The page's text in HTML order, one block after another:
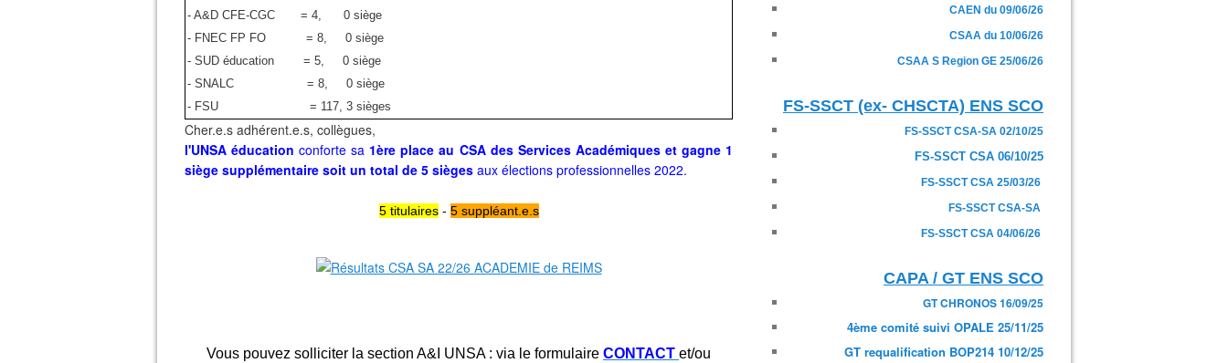
- A&D CFE-CGC = 4, 0 siège
- FNEC FP FO = 8, 0 siège
- SUD éducation = 5, 0 siège
- SNALC = 8, 0 siège
- FSU = 117, 3 sièges
Cher.e.s adhérent.e.s, collègues,
l'UNSA éducation conforte sa 1ère place au CSA des Services Académiques etgagne 1
siège supplémentaire soit un total de 5 sièges aux élections professionnelles 2022.
5 titulaires - 5 suppléant.e.s
Vous pouvez solliciter la section A&I UNSA : via le formulaire CONTACT et/ou
CAEN du 09/06/26
CSAA du 10/06/26
CSAA S Region GE 25/06/26
FS-SSCT (ex- CHSCTA) ENS SCO
FS-SSCT CSA-SA 02/10/25
FS-SSCT CSA 06/10/25
FS-SSCT CSA 25/03/26
FS-SSCT CSA-SA
FS-SSCT CSA 04/06/26
CAPA / GT ENS SCO
GT CHRONOS 16/09/25
4ème comité suivi OPALE 25/11/25
GT requalification BOP214 10/12/25